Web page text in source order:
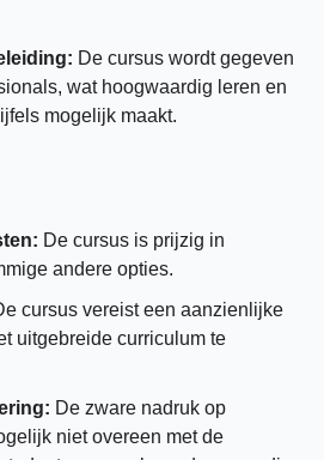
De cursus wordt gegeven
wat hoogwaardig leren en
mogelijk maakt.
De cursus is prijzig in
andere opties.
cursus vereist een aanzienlijke
uitgebreide curriculum te
De zware nadruk op
niet overeen met de